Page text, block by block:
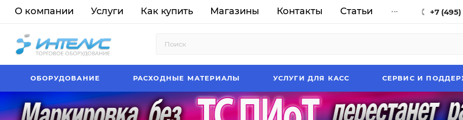
О компании Услуги Как купить Магазины Контакты Статьи ... +7 (495)
ОБОРУДОВАНИЕ РАСХОДНЫЕ МАТЕРИАЛЫ УСЛУГИ ДЛЯ КАСС СЕРВИС И